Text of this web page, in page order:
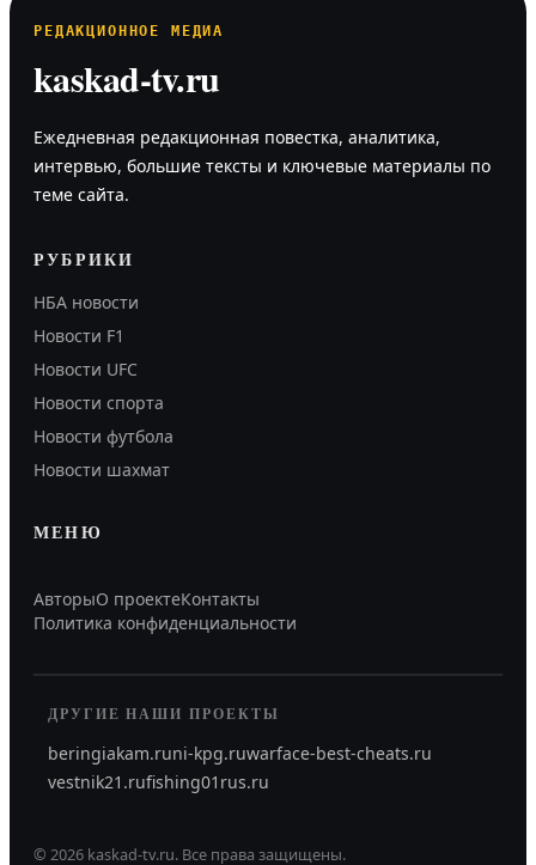
РЕДАКЦИОННОЕ МЕДИА
kaskad-tv.ru
Ежедневная редакционная повестка, аналитика,
интервью, большие тексты и ключевые материалы по
теме сайта.
РУБРИКИ
НБА новости
Новости F1
Новости UFC
Новости спорта
Новости футбола
Новости шахмат
МЕНЮ
АвторыО проектеКонтакты
Политика конфиденциальности
ДРУГИЕ НАШИ ПРОЕКТЫ
beringiakam.runi-kpg.ruwarface-best-cheats.ru
vestnik21.rufishing01rus.ru
© 2026 kaskad-tv.ru. Все права защищены.